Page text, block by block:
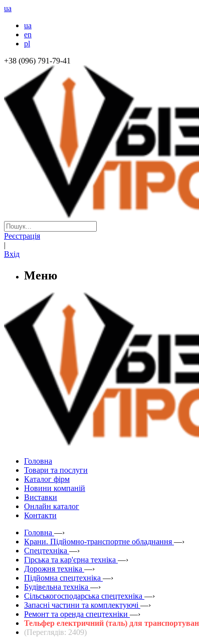
ua
ua
en
pl
+38 (096) 791-79-41
Реєстрація
|
Вхід
Меню
Головна
Товари та послуги
Каталог фірм
Новини компаній
Виставки
Онлайн каталог
Контакти
Головна —›
Крани. Підйомно-транспортне обладнання —›
Спецтехніка —›
Гірська та кар'єрна техніка —›
Дорожня техніка —›
Підйомна спецтехніка —›
Будівельна техніка —›
Сільськогосподарська спецтехніка —›
Запасні частини та комплектуючі —›
Ремонт та оренда спецтехніки —›
Тельфер електричний (таль) для
(Переглядів: 2409)